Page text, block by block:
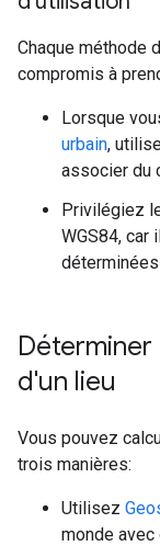
Chaque méthode
compromis à
Lorsque
urbain,
associer du
Privilégiez
WGS84,
d'un lieu
Vous pouvez
trois manières:
Utilisez
monde avec